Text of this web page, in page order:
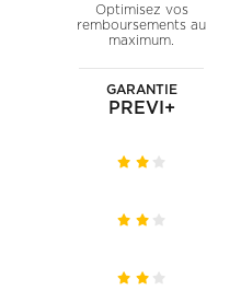
garanties
Optimisez vos
remboursements au
maximum.
GARANTIE
PREVI+